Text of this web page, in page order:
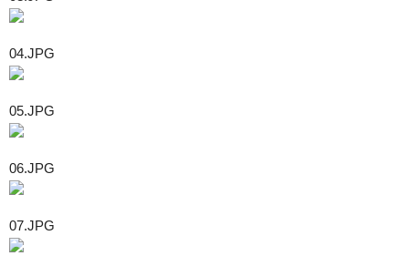
04.JPG
05.JPG
06.JPG
07.JPG